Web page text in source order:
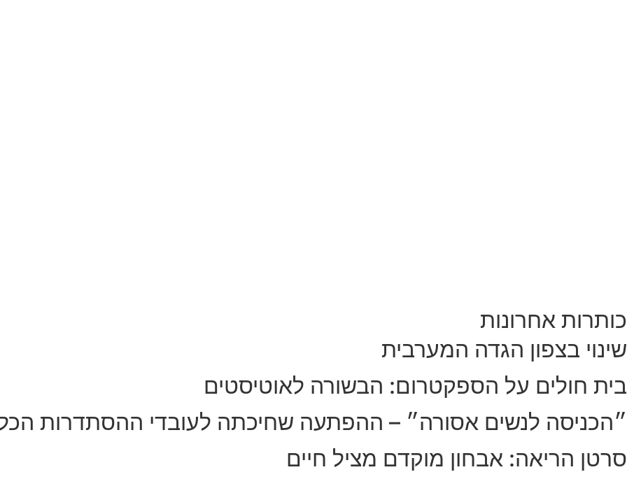
כותרות אחרונות
שינוי בצפון הגדה המערבית
בית חולים על הספקטרום: הבשורה לאוטיסטים
״הכניסה לנשים אסורה״ – ההפתעה שחיכתה לעובדי ההסתדרות
סרטן הריאה: אבחון מוקדם מציל חיים